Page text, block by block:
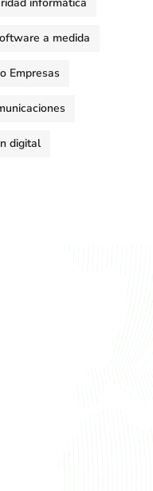
a medida
Empresas
digital